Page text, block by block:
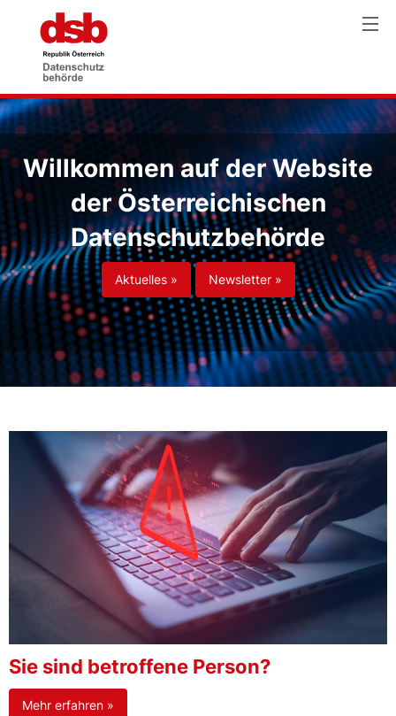
Willkommen auf der Website
der Österreichischen
Datenschutzbehörde
Aktuelles » Newsletter »
Sie sind betroffene Person?
Mehr erfahren »